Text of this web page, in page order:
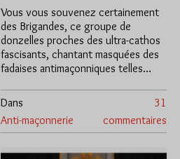
Vous vous souvenez certainement
des Brigandes, ce groupe de
donzelles proches des ultra-cathos
fascisants, chantant masquées des
fadaises antimaçonniques telles…
Dans
Anti-maçonnerie
31
commentaires